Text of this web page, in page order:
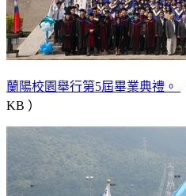
蘭陽校園舉行第5屆畢業典禮。
KB ）